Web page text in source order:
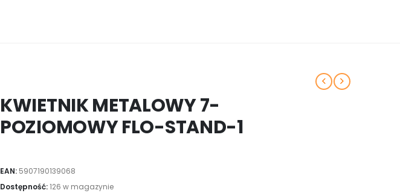
KWIETNIK METALOWY 7-
POZIOMOWY FLO-STAND-1
EAN: 5907190139068
Dostępność:126 w magazynie